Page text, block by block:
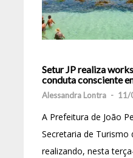
Setur JP realiza
conduta consciente
Alessandra Lontra - 11/
A Prefeitura de João
Secretaria de Turismo
realizando, nesta